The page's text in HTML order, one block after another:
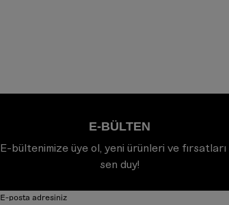
E-BÜLTEN
E-bültenimize üye ol, yeni ürünleri ve fırsatları
sen duy!
E-posta adresiniz